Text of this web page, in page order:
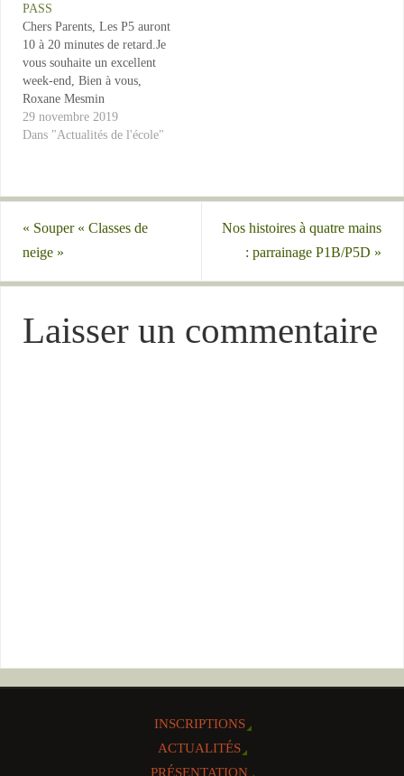
PASS
Chers Parents, Les P5 auront
10 à 20 minutes de retard.Je
vous souhaite un excellent
week-end, Bien à vous,
Roxane Mesmin
29 novembre 2019
Dans "Actualités de l'école"
« Souper « Classes de
neige »
Nos histoires à quatre mains
: parrainage P1B/P5D »
Laisser un commentaire
INSCRIPTIONS
ACTUALITÉS
PRÉSENTATION